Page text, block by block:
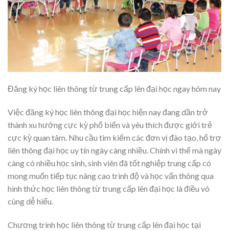
Đăng ký học liên thông từ trung cấp lên đại học ngay hôm nay
Việc đăng ký học liên thông đại học hiện nay đang dần trở
thành xu hướng cực kỳ phổ biến và yêu thích được giới trẻ
cực kỳ quan tâm. Nhu cầu tìm kiếm các đơn vị đào tạo, hổ trợ
liên thông đại học uy tín ngày càng nhiều. Chính vì thế mà ngày
càng có nhiều học sinh, sinh viên đã tốt nghiệp trung cấp có
mong muốn tiếp tục nâng cao trình độ và học vấn thông qua
hình thức học liên thông từ trung cấp lên đại học là điều vô
cùng dễ hiểu.
Chương trình học liên thông từ trung cấp lên đại học tại